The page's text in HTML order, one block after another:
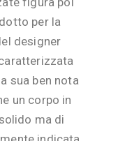
per la
designer
sua ben nota
un corpo in
ma di